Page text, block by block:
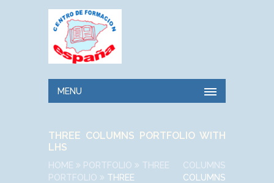
MENU
THREE COLUMNS PORTFOLIO WITH
LHS
HOME PORTFOLIO
THREE COLUMNS
PORTFOLIO
THREE COLUMNS